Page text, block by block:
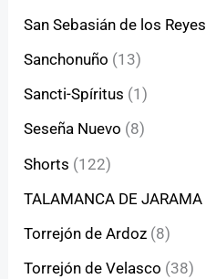
San Sebasián de los Reyes
Sanchonuño (13)
Sancti-Spíritus (1)
Seseña Nuevo (8)
Shorts (122)
TALAMANCA DE JARAMA
Torrejón de Ardoz (8)
Torrejón de Velasco (38)